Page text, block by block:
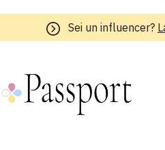
Sei un influencer?